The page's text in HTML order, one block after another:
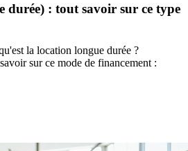
: tout savoir sur ce type
la location longue durée ?
sur ce mode de financement :